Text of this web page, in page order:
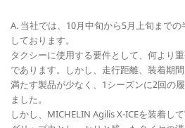
A. 当社では、10月中旬から5月上旬まで
しております。
タクシーに使用する要件として、何より
であります。しかし、走行距離、装着期
満たす製品が少なく、1シーズンに2回の
ました。
しかし、MICHELIN Agilis X-ICEを装着し